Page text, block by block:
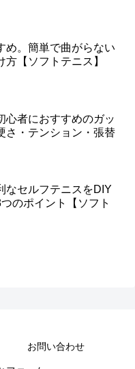
め。簡単で曲がらない
方【ソフトテニス】
心者におすすめのガッ
さ・テンション・張替
なセルフテニスをDIY
のポイント【ソフト
お問い合わせ